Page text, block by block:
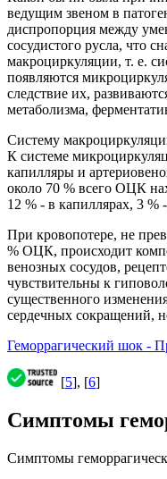
ведущим звеном в
диспропорция между
сосудистого русла, что
макроциркуляции, т. е.
появляются
следствие их,
метаболизма,
Систему
К системе
капилляры и
около 70 % всего ОЦК
12 % - в капиллярах, 3 %
При кровопотере, не
% ОЦК, происходит
венозных сосудов,
чувствительны к
существенного
сердечных сокращений,
Геморрагический шок -
[5], [6]
Симптомы
Симптомы